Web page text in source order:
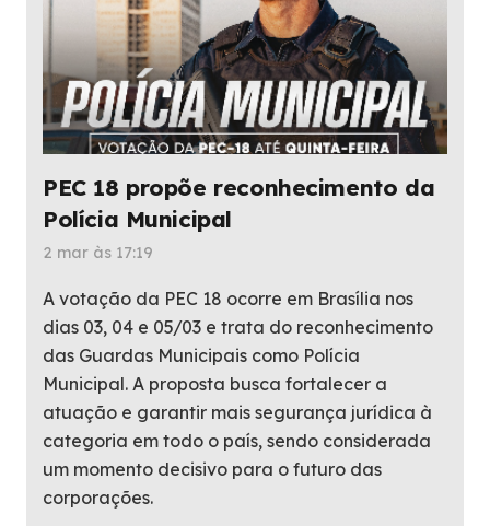
PEC 18 propõe reconhecimento da
Polícia Municipal
2 mar às 17:19
A votação da PEC 18 ocorre em Brasília nos
dias 03, 04 e 05/03 e trata do reconhecimento
das Guardas Municipais como Polícia
Municipal. A proposta busca fortalecer a
atuação e garantir mais segurança jurídica à
categoria em todo o país, sendo considerada
um momento decisivo para o futuro das
corporações.